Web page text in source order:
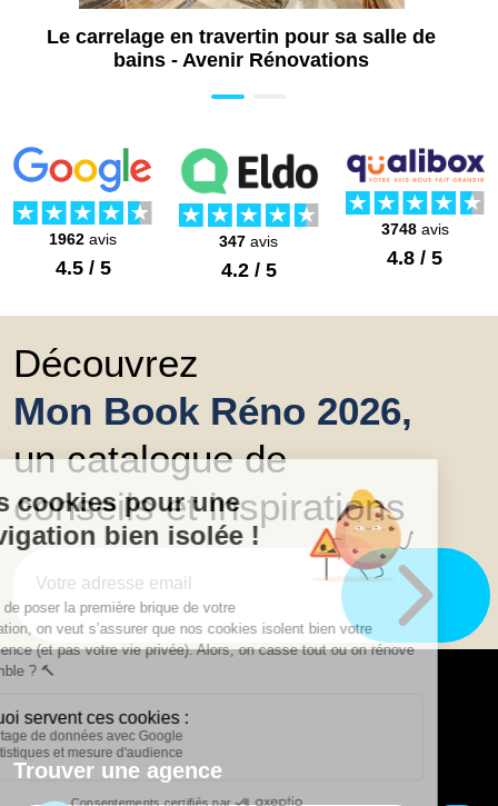
Le carrelage en travertin pour sa salle de
bains - Avenir Rénovations
1962 avis
4.5 / 5
347 avis
4.2 / 5
3748avis
4.8 / 5
Découvrez
Mon Book Réno 2026,
un catalogue de
conseils et inspirations
Trouver une agence